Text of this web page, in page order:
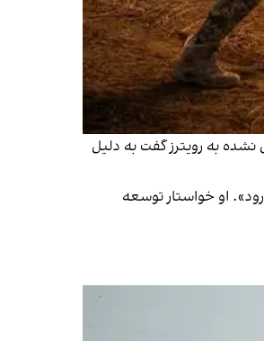
به رویترز گفت به دلیل
او خواستار توسعه